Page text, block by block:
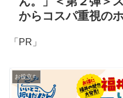
からコスパ重視の
「PR」
お役立ち